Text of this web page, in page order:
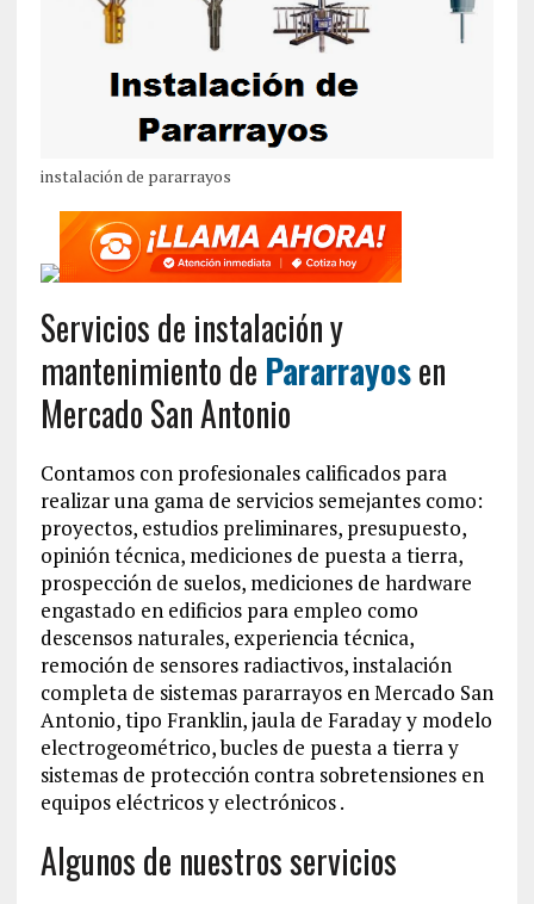
instalación de pararrayos
Servicios de instalación y
mantenimiento de Pararrayosen
Mercado San Antonio
Contamos con profesionales calificados para
realizar una gama de servicios semejantes como:
proyectos, estudios preliminares, presupuesto,
opinión técnica, mediciones de puesta a tierra,
prospección de suelos, mediciones de hardware
engastado en edificios para empleo como
descensos naturales, experiencia técnica,
remoción de sensores radiactivos, instalación
completa de sistemas pararrayos en Mercado San
Antonio, tipo Franklin, jaula de Faraday y modelo
electrogeométrico, bucles de puesta a tierra y
sistemas de protección contra sobretensiones en
equipos eléctricos y electrónicos .
Algunos de nuestros servicios